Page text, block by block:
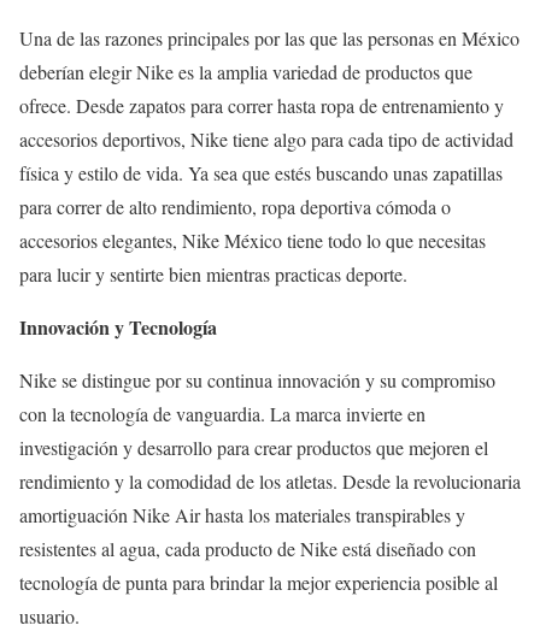
Una de las razones principales por las que las personas en México
deberían elegir Nike es la amplia variedad de productos que
ofrece. Desde zapatos para correr hasta ropa de entrenamiento y
accesorios deportivos, Nike tiene algo para cada tipo de actividad
física y estilo de vida. Ya sea que estés buscando unas zapatillas
para correr de alto rendimiento, ropa deportiva cómoda o
accesorios elegantes, Nike México tiene todo lo que necesitas
para lucir y sentirte bien mientras practicas deporte.
Innovación y Tecnología
Nike se distingue por su continua innovación y su compromiso
con la tecnología de vanguardia. La marca invierte en
investigación y desarrollo para crear productos que mejoren el
rendimiento y la comodidad de los atletas. Desde la revolucionaria
amortiguación Nike Air hasta los materiales transpirables y
resistentes al agua, cada producto de Nike está diseñado con
tecnología de punta para brindar la mejor experiencia posible al
usuario.